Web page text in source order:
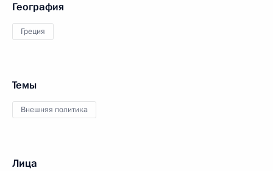
География
Греция
Темы
Внешняя политика
Лица